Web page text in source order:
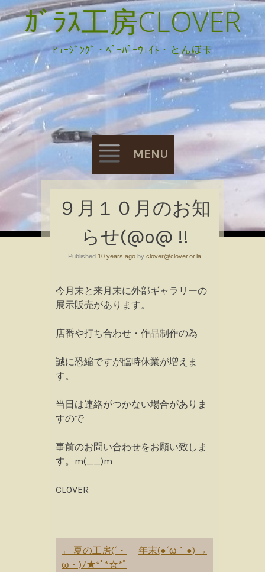
ｶﾞﾗｽ工房CLOVER
ﾋｭｰｼﾞﾝｸﾞ・ﾍﾟｰﾊﾟｰｳｪｲﾄ・とんぼ玉
MENU
Skip
to
content
９月１０月のお知
らせ(@o@ !!
Published 10 years agoby clover@clover.or.la
今月末と来月末に外部ギャラリーの
展示販売があります。
店番や打ち合わせ・作品制作の為
誠に恐縮ですが臨時休業が増えま
す。
当日は連絡がつかない場合がありま
すので
事前のお問い合わせをお願い致しま
す。m(__)m
CLOVER
Post
navigation
← 夏の工房(´・
ω・)ﾉ★*ﾟ*☆*ﾟ
年末(●´ω｀●) →